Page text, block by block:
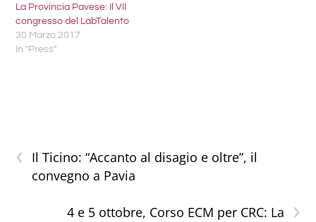
La Provincia Pavese: Il VII
congresso del LabTalento
30 Marzo 2017
In "Press"
‹
Il Ticino: “Accanto al disagio e oltre”, il
convegno a Pavia
›
4 e 5 ottobre, Corso ECM per CRC: La